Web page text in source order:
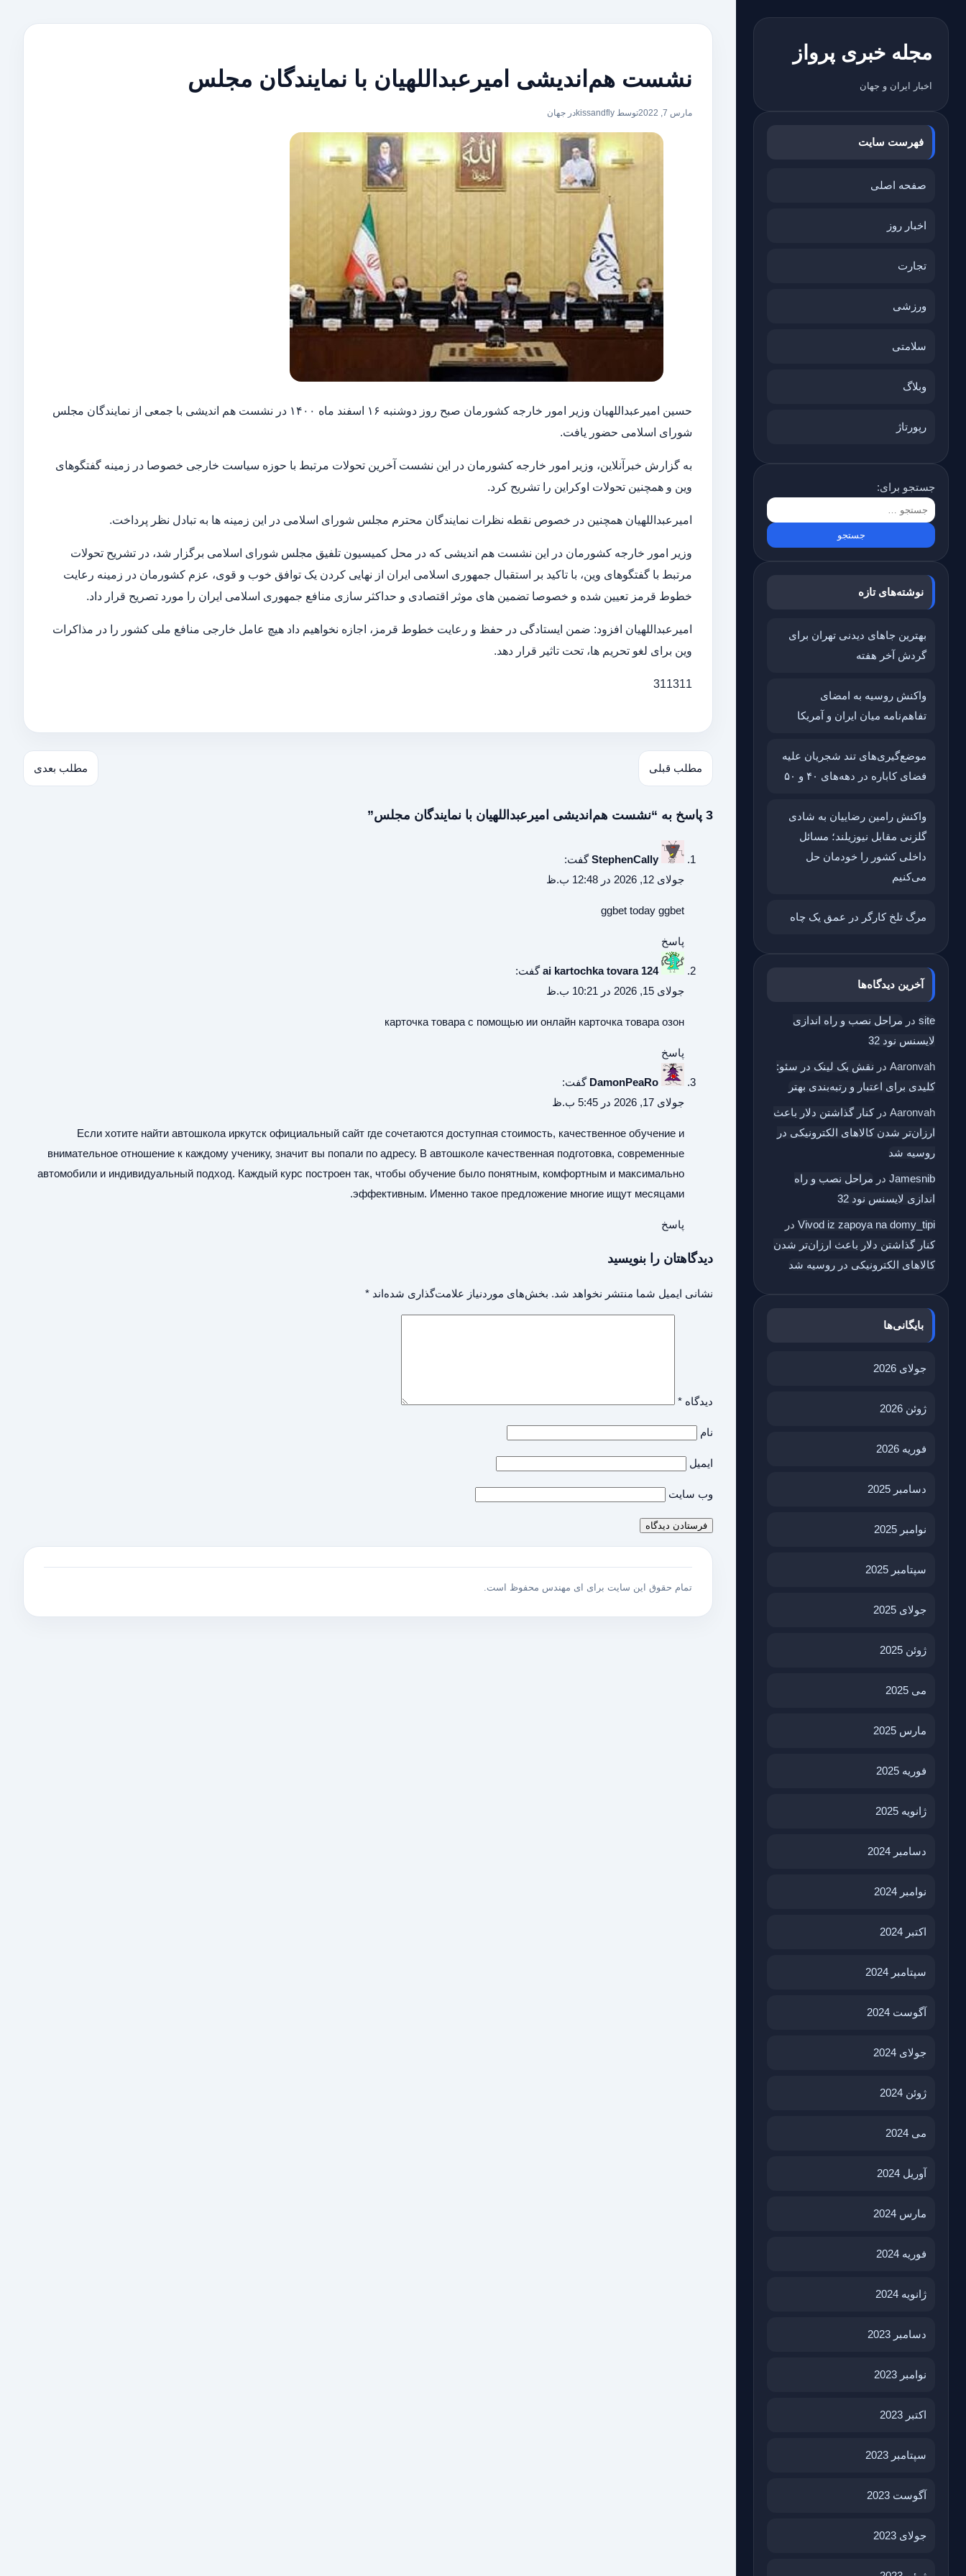
مجله خبری پرواز
اخبار ایران و جهان
فهرست سایت
صفحه اصلی
اخبار روز
تجارت
ورزشی
سلامتی
وبلاگ
رپورتاژ
جستجو برای:
نوشته‌های تازه
بهترین جاهای دیدنی تهران برای
گردش آخر هفته
واکنش روسیه به امضای
تفاهم‌نامه میان ایران و آمریکا
موضع‌گیری‌های تند شجریان علیه
فضای کاباره در دهه‌های ۴۰ و ۵۰
واکنش رامین رضاییان به شادی
گلزنی مقابل نیوزیلند؛ مسائل
داخلی کشور را خودمان حل
می‌کنیم
مرگ تلخ کارگر در عمق یک چاه
آخرین دیدگاه‌ها
site در مراحل نصب و راه اندازی
لایسنس نود 32
Aaronvah در نقش بک‌ لینک در سئو:
کلیدی برای اعتبار و رتبه‌بندی بهتر
Aaronvah درکنار گذاشتن دلار باعث
ارزان‌تر شدن کالاهای الکترونیکی در
روسیه شد
Jamesnib در مراحل نصب و راه
اندازی لایسنس نود 32
Vivod iz zapoya na domy_tipi در
کنار گذاشتن دلار باعث ارزان‌تر شدن
کالاهای الکترونیکی در روسیه شد
بایگانی‌ها
جولای 2026
ژوئن 2026
فوریه 2026
دسامبر 2025
نوامبر 2025
سپتامبر 2025
جولای 2025
ژوئن 2025
می 2025
مارس 2025
فوریه 2025
ژانویه 2025
دسامبر 2024
نوامبر 2024
اکتبر 2024
سپتامبر 2024
آگوست 2024
جولای 2024
ژوئن 2024
می 2024
آوریل 2024
مارس 2024
فوریه 2024
ژانویه 2024
دسامبر 2023
نوامبر 2023
اکتبر 2023
سپتامبر 2023
آگوست 2023
جولای 2023
نشست هم‌اندیشی امیرعبداللهیان با نمایندگان مجلس
مارس 7, 2022 توسط kissandfly در جهان
حسین امیرعبداللهیان وزیر امور خارجه کشورمان صبح روز دوشنبه ۱۶ اسفند ماه ۱۴۰۰ در نشست هم اندیشی با جمعی از نمایندگان مجلس
شورای اسلامی حضور یافت.
به گزارش خبرآنلاین، وزیر امور خارجه کشورمان در این نشست آخرین تحولات مرتبط با حوزه سیاست خارجی خصوصا در زمینه گفتگوهای
وین و همچنین تحولات اوکراین را تشریح کرد.
امیرعبداللهیان همچنین در خصوص نقطه نظرات نمایندگان محترم مجلس شورای اسلامی در این زمینه ها به تبادل نظر پرداخت.
وزیر امور خارجه کشورمان در این نشست هم اندیشی که در محل کمیسیون تلفیق مجلس شورای اسلامی برگزار شد، در تشریح تحولات
مرتبط با گفتگوهای وین، با تاکید بر استقبال جمهوری اسلامی ایران از نهایی کردن یک توافق خوب و قوی، عزم کشورمان در زمینه رعایت
خطوط قرمز تعیین شده و خصوصا تضمین های موثر اقتصادی و حداکثر سازی منافع جمهوری اسلامی ایران را مورد تصریح قرار داد.
امیرعبداللهیان افزود: ضمن ایستادگی در حفظ و رعایت خطوط قرمز، اجازه نخواهیم داد هیچ عامل خارجی منافع ملی کشور را در مذاکرات
وین برای لغو تحریم ها، تحت تاثیر قرار دهد.
311311
مطلب قبلی مطلب بعدی
3 پاسخ به “نشست هم‌اندیشی امیرعبداللهیان با نمایندگان مجلس”
StephenCally گفت:
جولای 12, 2026 در 12:48 ب.ظ
ggbet today ggbet
پاسخ
ai kartochka tovara 124 گفت:
جولای 15, 2026 در 10:21 ب.ظ
карточка товара с помощью ии онлайн карточка товара озон
پاسخ
DamonPeaRo گفت:
جولای 17, 2026 در 5:45 ب.ظ
Если хотите найти автошкола иркутск официальный сайт где сочетаются доступная стоимость, качественное обучение и
внимательное отношение к каждому ученику, значит вы попали по адресу. В автошколе качественная подготовка, современные
автомобили и индивидуальный подход. Каждый курс построен так, чтобы обучение было понятным, комфортным и максимально
эффективным. Именно такое предложение многие ищут месяцами.
پاسخ
دیدگاهتان را بنویسید
نشانی ایمیل شما منتشر نخواهد شد. بخش‌های موردنیاز علامت‌گذاری شده‌اند *
دیدگاه *
نام
ایمیل
وب‌ سایت
تمام حقوق این سایت برای ای مهندس محفوظ است.